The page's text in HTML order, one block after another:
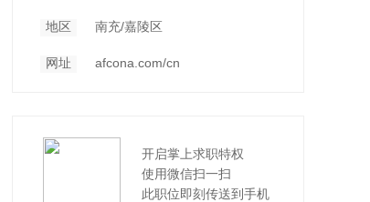
地区 南充/嘉陵区
网址 afcona.com/cn
开启掌上求职特权
使用微信扫一扫
此职位即刻传送到手机